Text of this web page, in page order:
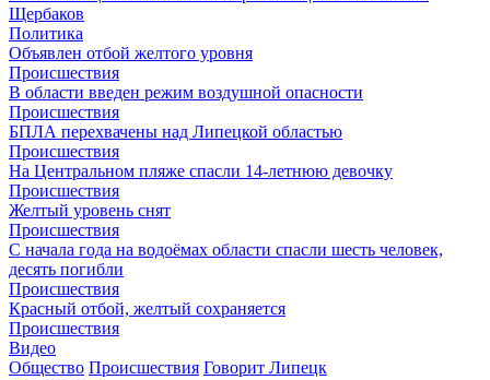
Щербаков
Политика
Объявлен отбой желтого уровня
Происшествия
В области введен режим воздушной опасности
Происшествия
БПЛА перехвачены над Липецкой областью
Происшествия
На Центральном пляже спасли 14-летнюю девочку
Происшествия
Желтый уровень снят
Происшествия
С начала года на водоёмах области спасли шесть человек,
десять погибли
Происшествия
Красный отбой, желтый сохраняется
Происшествия
Видео
Общество Происшествия Говорит Липецк